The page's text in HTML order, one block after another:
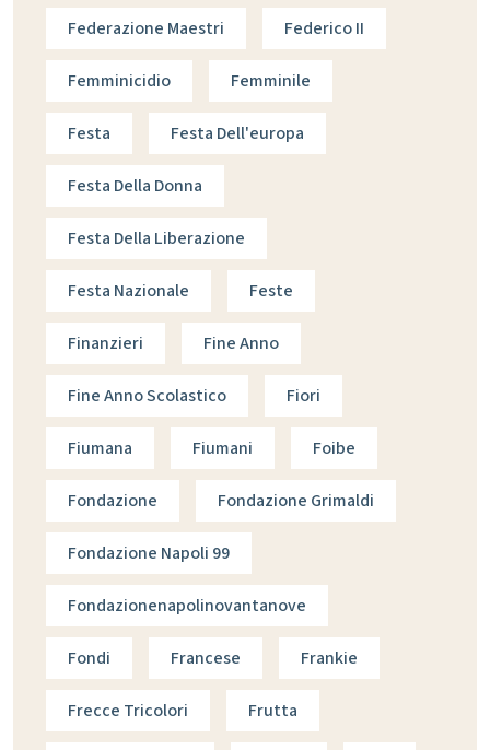
Federazione Maestri Federico II
Femminicidio Femminile
Festa Festa Dell'europa
Festa Della Donna
Festa Della Liberazione
Festa Nazionale Feste
Finanzieri Fine Anno
Fine Anno Scolastico Fiori
Fiumana Fiumani Foibe
Fondazione Fondazione Grimaldi
Fondazione Napoli 99
Fondazionenapolinovantanove
Fondi Francese Frankie
Frecce Tricolori Frutta